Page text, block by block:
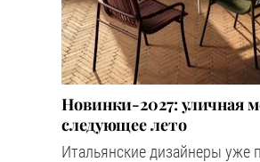
Новинки-2027: уличная
следующее лето
Итальянские дизайнеры уже